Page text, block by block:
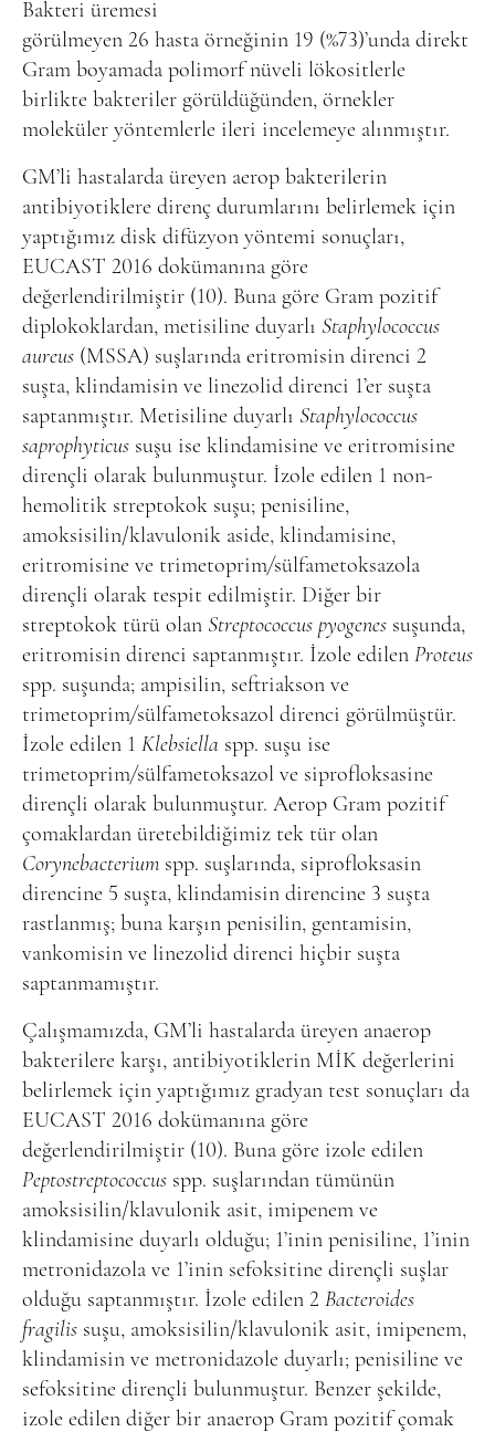
Bakteri üremesi
görülmeyen 26 hasta örneğinin 19 (%73)’unda direkt
Gram boyamada polimorf nüveli lökositlerle
birlikte bakteriler görüldüğünden, örnekler
moleküler yöntemlerle ileri incelemeye alınmıştır.
GM’li hastalarda üreyen aerop bakterilerin
antibiyotiklere direnç durumlarını belirlemek için
yaptığımız disk difüzyon yöntemi sonuçları,
EUCAST 2016 dokümanına göre
değerlendirilmiştir (10). Buna göre Gram pozitif
diplokoklardan, metisiline duyarlı Staphylococcus
aureus (MSSA) suşlarında eritromisin direnci 2
suşta, klindamisin ve linezolid direnci 1’er suşta
saptanmıştır. Metisiline duyarlı Staphylococcus
saprophyticus suşu ise klindamisine ve eritromisine
dirençli olarak bulunmuştur. İzole edilen 1 non-
hemolitik streptokok suşu; penisiline,
amoksisilin/klavulonik aside, klindamisine,
eritromisine ve trimetoprim/sülfametoksazola
dirençli olarak tespit edilmiştir. Diğer bir
streptokok türü olan Streptococcus pyogenes suşunda,
eritromisin direnci saptanmıştır. İzole edilen Proteus
spp. suşunda; ampisilin, seftriakson ve
trimetoprim/sülfametoksazol direnci görülmüştür.
İzole edilen 1 Klebsiella spp. suşu ise
trimetoprim/sülfametoksazol ve siprofloksasine
dirençli olarak bulunmuştur. Aerop Gram pozitif
çomaklardan üretebildiğimiz tek tür olan
Corynebacterium spp. suşlarında, siprofloksasin
direncine 5 suşta, klindamisin direncine 3 suşta
rastlanmış; buna karşın penisilin, gentamisin,
vankomisin ve linezolid direnci hiçbir suşta
saptanmamıştır.
Çalışmamızda, GM’li hastalarda üreyen anaerop
bakterilere karşı, antibiyotiklerin MİK değerlerini
belirlemek için yaptığımız gradyan test sonuçları da
EUCAST 2016 dokümanına göre
değerlendirilmiştir (10). Buna göre izole edilen
Peptostreptococcus spp. suşlarından tümünün
amoksisilin/klavulonik asit, imipenem ve
klindamisine duyarlı olduğu; 1’inin penisiline, 1’inin
metronidazola ve 1’inin sefoksitine dirençli suşlar
olduğu saptanmıştır. İzole edilen 2 Bacteroides
fragilis suşu, amoksisilin/klavulonik asit, imipenem,
klindamisin ve metronidazole duyarlı; penisiline ve
sefoksitine dirençli bulunmuştur. Benzer şekilde,
izole edilen diğer bir anaerop Gram pozitif çomak